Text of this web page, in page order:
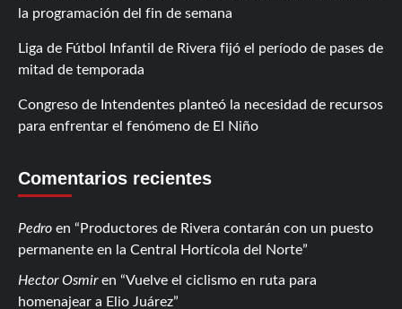
la programación del fin de semana
Liga de Fútbol Infantil de Rivera fijó el período de pases de
mitad de temporada
Congreso de Intendentes planteó la necesidad de recursos
para enfrentar el fenómeno de El Niño
Comentarios recientes
Pedro en
Productores de Rivera contarán con un puesto
permanente en la Central Hortícola del Norte
Hector Osmiren
Vuelve el ciclismo en ruta para
homenajear a Elio Juárez